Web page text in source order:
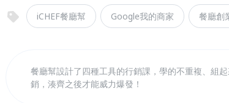
iCHEF餐廳幫 Google我的商家 餐廳創
餐廳幫設計了四種工具的行銷課，學的不重複、組
銷，湊齊之後才能威力爆發！